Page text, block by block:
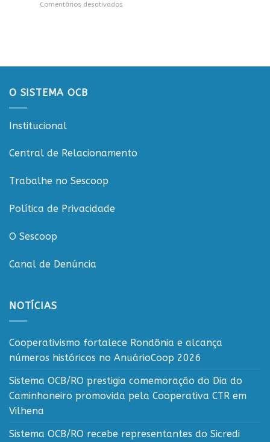
Rondônia
Comentários desativados
20
cooperativismo
O SISTEMA OCB
Institucional
Central de Relacionamento
Trabalhe no Sescoop
Política de Privacidade
O Sescoop
Canal de Denúncia
NOTÍCIAS
Cooperativismo fortalece Rondônia e alcança
números históricos no AnuárioCoop 2026
Sistema OCB/RO prestigia comemoração do Dia do
Caminhoneiro promovida pela Cooperativa CTR em
Vilhena
Sistema OCB/RO recebe representantes do Sicredi